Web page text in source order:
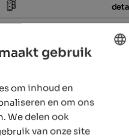
Farmhouse Gang
locations in the Ahrntal Valley,
04.09.2026, …
gebruik
om inhoud en
en om ons
We delen ook
van onze site